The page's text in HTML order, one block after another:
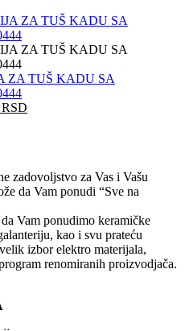
ZA TUŠ KADU SA
RSD
zadovoljstvo za Vas i Vašu
da Vam ponudi “Sve na
Vam ponudimo keramičke
kao i svu prateću
izbor elektro materijala,
renomiranih proizvodjača.